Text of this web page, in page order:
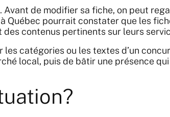
de modifier sa fiche, on peut
Québec pourrait constater que les
contenus pertinents sur leurs
catégories ou les textes d’un
local, puis de bâtir une présence